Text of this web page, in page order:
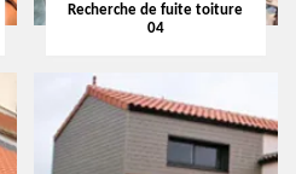
Recherche de fuite toiture
04